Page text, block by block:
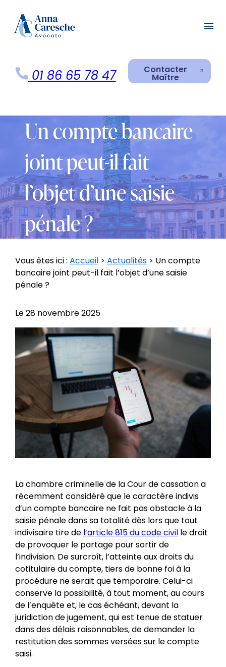
menu
01 86 65 78 47 Contacter
Maître
CARESCHE
Contacter
Un compte bancaire
joint peut-il fait
l’objet d’une saisie
pénale ?
Vous êtes ici : Accueil> Actualités> Un compte
bancaire joint peut-il fait l’objet d’une saisie
pénale ?
Le28 novembre 2025
La chambre criminelle de la Cour de cassation a
récemment considéré que le caractère indivis
d’un compte bancaire ne fait pas obstacle à la
saisie pénale dans sa totalité dès lors que tout
indivisaire tire de l’article 815 du code civille droit
de provoquer le partage pour sortir de
l’indivision. De surcroît, l’atteinte aux droits du
cotitulaire du compte, tiers de bonne foi à la
procédure ne serait que temporaire. Celui-ci
conserve la possibilité, à tout moment, au cours
de l’enquête et, le cas échéant, devant la
juridiction de jugement, qui est tenue de statuer
dans des délais raisonnables, de demander la
restitution des sommes versées sur le compte
saisi.